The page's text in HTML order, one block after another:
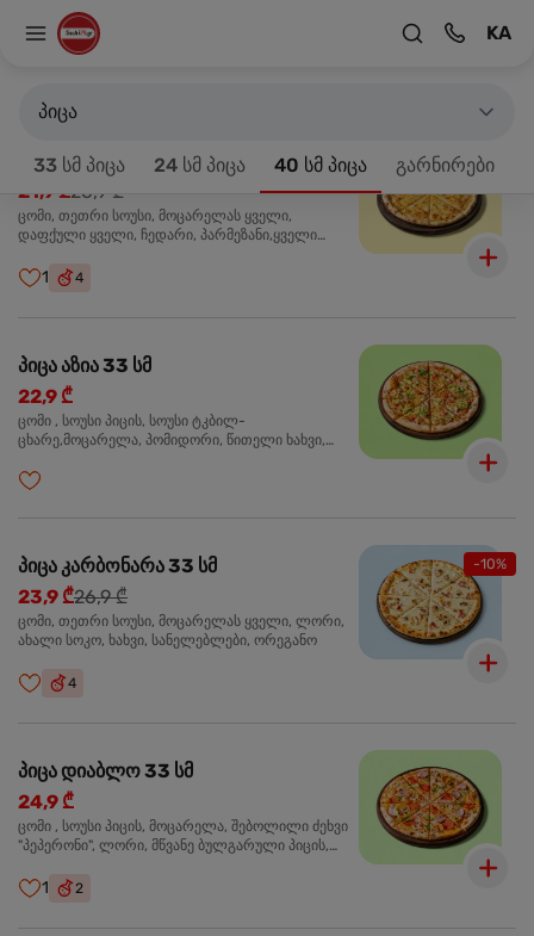
KA
პიცა
33 სმ პიცა 24 სმ პიცა 40 სმ პიცა გარნირები
მთავარზე
-20%
პიცა 4 ყველის 33 სმ
21,9 ₾26,9 ₾
ცომი, თეთრი სოუსი, მოცარელას ყველი,
დაფქული ყველი, ჩედარი, პარმეზანი,ყველი
1 4
პიცა აზია 33 სმ
22,9 ₾
ცომი , სოუსი პიცის, სოუსი ტკბილ-
ცხარე,მოცარელა, პომიდორი, წითელი ხახვი,
სეზამის მარცვლის ნაზავი, ქინძი, ორეგანო
-10%
პიცა კარბონარა 33 სმ
23,9 ₾26,9 ₾
ცომი, თეთრი სოუსი, მოცარელას ყველი, ლორი,
ახალი სოკო, ხახვი, სანელებლები, ორეგანო
4
პიცა დიაბლო 33 სმ
24,9 ₾
ცომი , სოუსი პიცის, მოცარელა, შებოლილი ძეხვი
"პეპერონი", ლორი, მწვანე ბულგარული პიცის,
1 2